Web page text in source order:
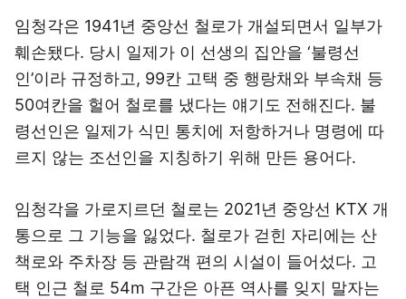
임청각은 1941년 중앙선 철로가 개설되면서 일부가
훼손됐다. 당시 일제가 이 선생의 집안을 ‘불령선
인’이라 규정하고, 99칸 고택 중 행랑채와 부속채 등
50여칸을 헐어 철로를 냈다는 얘기도 전해진다. 불
령선인은 일제가 식민 통치에 저항하거나 명령에 따
르지 않는 조선인을 지칭하기 위해 만든 용어다.
임청각을 가로지르던 철로는 2021년 중앙선 KTX 개
통으로 그 기능을 잃었다. 철로가 걷힌 자리에는 산
책로와 주차장 등 관람객 편의 시설이 들어섰다. 고
택 인근 철로 54m 구간은 아픈 역사를 잊지 말자는